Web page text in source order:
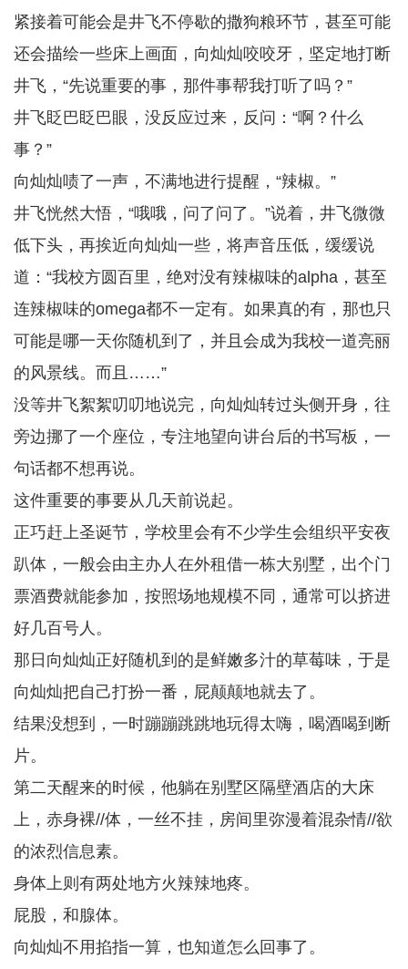
紧接着可能会是井飞不停歇的撒狗粮环节，甚至可能
还会描绘一些床上画面，向灿灿咬咬牙，坚定地打断
井飞，“先说重要的事，那件事帮我打听了吗？”
井飞眨巴眨巴眼，没反应过来，反问：“啊？什么
事？”
向灿灿啧了一声，不满地进行提醒，“辣椒。”
井飞恍然大悟，“哦哦，问了问了。”说着，井飞微微
低下头，再挨近向灿灿一些，将声音压低，缓缓说
道：“我校方圆百里，绝对没有辣椒味的alpha，甚至
连辣椒味的omega都不一定有。如果真的有，那也只
可能是哪一天你随机到了，并且会成为我校一道亮丽
的风景线。而且……”
没等井飞絮絮叨叨地说完，向灿灿转过头侧开身，往
旁边挪了一个座位，专注地望向讲台后的书写板，一
句话都不想再说。
这件重要的事要从几天前说起。
正巧赶上圣诞节，学校里会有不少学生会组织平安夜
趴体，一般会由主办人在外租借一栋大别墅，出个门
票酒费就能参加，按照场地规模不同，通常可以挤进
好几百号人。
那日向灿灿正好随机到的是鲜嫩多汁的草莓味，于是
向灿灿把自己打扮一番，屁颠颠地就去了。
结果没想到，一时蹦蹦跳跳地玩得太嗨，喝酒喝到断
片。
第二天醒来的时候，他躺在别墅区隔壁酒店的大床
上，赤身裸//体，一丝不挂，房间里弥漫着混杂情//欲
的浓烈信息素。
身体上则有两处地方火辣辣地疼。
屁股，和腺体。
向灿灿不用掐指一算，也知道怎么回事了。